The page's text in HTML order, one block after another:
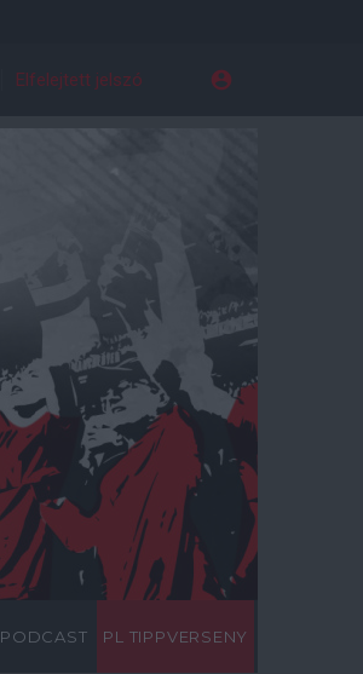
Elfelejtett jelszó
PODCAST PL TIPPVERSENY